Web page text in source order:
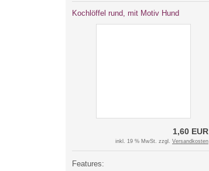
Kochlöffel rund, mit Motiv Hund
1,60 EUR
inkl. 19 % MwSt. zzgl. Versandkosten
Features: